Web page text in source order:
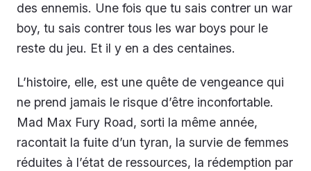
des ennemis. Une fois que tu sais contrer un war
boy, tu sais contrer tous les war boys pour le
reste du jeu. Et il y en a des centaines.
L’histoire, elle, est une quête de vengeance qui
ne prend jamais le risque d’être inconfortable.
Mad Max Fury Road, sorti la même année,
racontait la fuite d’un tyran, la survie de femmes
réduites à l’état de ressources, la rédemption par